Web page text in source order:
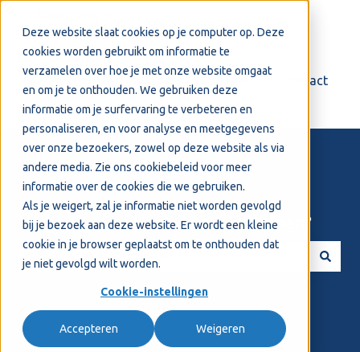
Deze website slaat cookies op je computer op. Deze
cookies worden gebruikt om informatie te
verzamelen over hoe je met onze website omgaat
en om je te onthouden. We gebruiken deze
informatie om je surfervaring te verbeteren en
personaliseren, en voor analyse en meetgegevens
over onze bezoekers, zowel op deze website als via
andere media. Zie ons cookiebeleid voor meer
informatie over de cookies die we gebruiken.
Als je weigert, zal je informatie niet worden gevolgd
bij je bezoek aan deze website. Er wordt een kleine
cookie in je browser geplaatst om te onthouden dat
je niet gevolgd wilt worden.
Cookie-instellingen
Accepteren Weigeren
Support Contact
Welkom! Hoe kunnen we je helpen?